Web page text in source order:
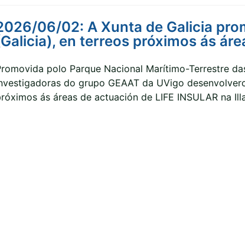
06/02: A Xunta de Galicia
en terreos próximos ás
polo Parque Nacional Marítimo-Terrestre
do grupo GEAAT da UVigo
ás áreas de actuación de LIFE INSULAR na